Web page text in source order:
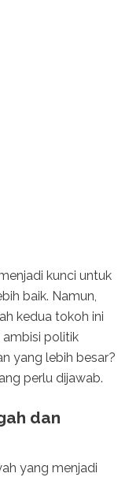
kunci untuk
baik. Namun,
kedua tokoh ini
politik
yang lebih besar?
perlu dijawab.
dan
yang menjadi